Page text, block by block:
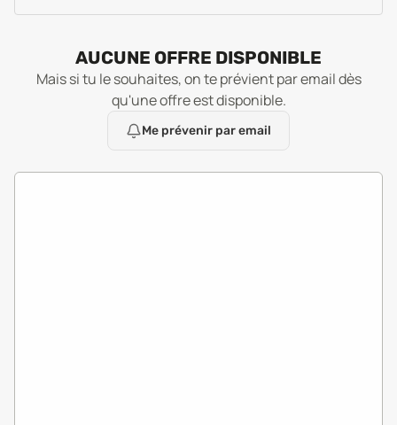
AUCUNE OFFRE DISPONIBLE
Mais si tu le souhaites, on te prévient par email dès
qu'une offre est disponible.
Me prévenir par email